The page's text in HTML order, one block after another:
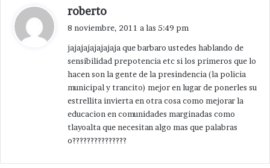
roberto
e
:
8 noviembre, 2011 a las 5:49 pm
jajajajajajajaja que barbaro ustedes hablando de
sensibilidad prepotencia etc si los primeros que lo
hacen son la gente de la presindencia (la policia
municipal y trancito) mejor en lugar de ponerles su
estrellita invierta en otra cosa como mejorar la
educacion en comunidades marginadas como
tlayoalta que necesitan algo mas que palabras
o???????????????